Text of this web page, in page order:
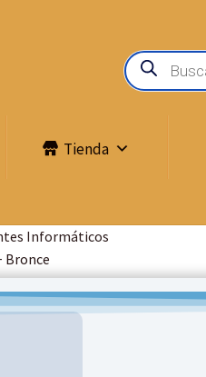
Búsqueda
de
productos
Tienda
Informáticos
Bronce